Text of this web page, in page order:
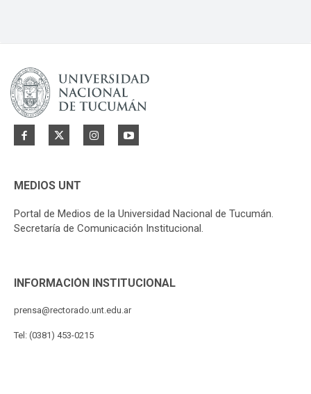
MEDIOS UNT
Portal de Medios de la Universidad Nacional de Tucumán.
Secretaría de Comunicación Institucional.
INFORMACIÓN INSTITUCIONAL
prensa@rectorado.unt.edu.ar
Tel: (0381) 453-0215